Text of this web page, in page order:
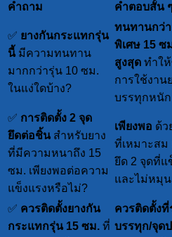
คำถาม คำตอบสั้น
✅ ยางกันกระแทกรุ่น
นี้มีความทนทาน
มากกว่ารุ่น 10 ซม.
ในแง่ใดบ้าง?
ทนทานกว่
พิเศษ 15 ซ
สูงสุด ทำใ
การใช้งาน
บรรทุกหนัก
✅ การติดตั้ง 2 จุด
ยึดต่อชิ้นสำหรับยาง
ที่มีความหนาถึง 15
ซม. เพียงพอต่อความ
แข็งแรงหรือไม่?
เพียงพอ ด้ว
ที่เหมาะสม
ยึด 2 จุดที่แ
และไม่หมุ
✅ ควรติดตั้งยางกัน
กระแทกรุ่น 15 ซม. ที่
ควรติดตั้ง
บรรทุก/จุด